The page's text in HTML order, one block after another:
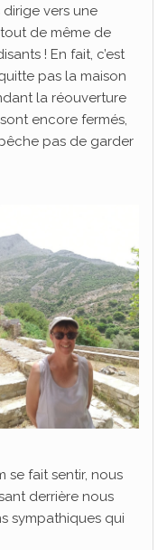
vers une
de même de
! En fait, c’est
pas la maison
la réouverture
sont encore fermés,
pas de garder
se fait sentir, nous
derrière nous
sympathiques qui